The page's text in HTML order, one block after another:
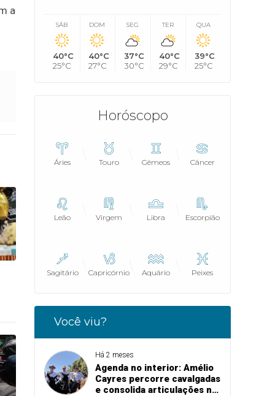
a
SÁB
40°C
25°C
DOM
40°C
27°C
SEG
37°C
30°C
TER
40°C
29°C
QUA
39°C
25°C
Horóscopo
Áries Touro Gêmeos Câncer
Leão Virgem Libra Escorpião
Sagitário Capricórnio Aquário Peixes
Você viu?
Há 2 meses
Agenda no interior: Amélio
Cayres percorre cavalgadas
e consolida articulações na